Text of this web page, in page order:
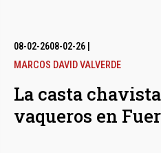
08-02-2608-02-26
MARCOS DAVID VALVERDE
La casta
vaqueros en